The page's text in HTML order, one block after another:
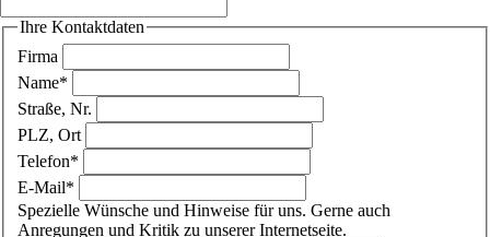
Ihre Kontaktdaten
Firma
Pflichtfeld
Name*
Straße, Nr.
PLZ, Ort
Pflichtfeld
Telefon*
Pflichtfeld
E-Mail*
Spezielle Wünsche und Hinweise für uns. Gerne auch
Anregungen und Kritik zu unserer Internetseite.